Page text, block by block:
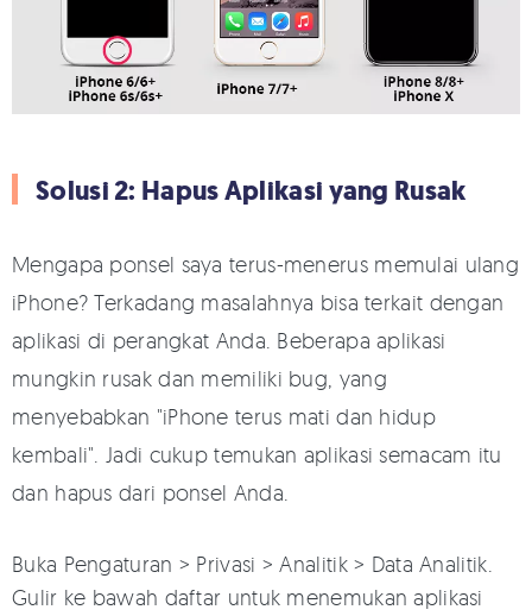
Solusi 2: Hapus Aplikasi yang Rusak
Mengapa ponsel saya terus-menerus memulai ulang
iPhone? Terkadang masalahnya bisa terkait dengan
aplikasi di perangkat Anda. Beberapa aplikasi
mungkin rusak dan memiliki bug, yang
menyebabkan "iPhone terus mati dan hidup
kembali". Jadi cukup temukan aplikasi semacam itu
dan hapus dari ponsel Anda.
Buka Pengaturan > Privasi > Analitik > Data Analitik.
Gulir ke bawah daftar untuk menemukan aplikasi